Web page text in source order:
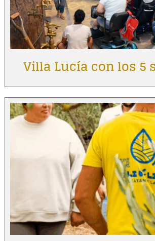
Villa Lucía con los 5